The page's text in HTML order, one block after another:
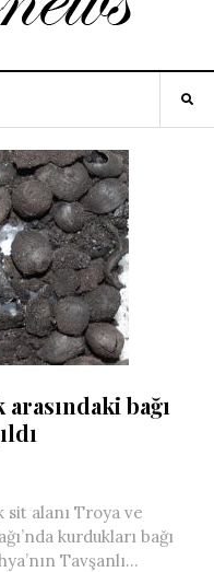
bağı
alanı Troya ve
kurdukları bağı
Tavşanlı...